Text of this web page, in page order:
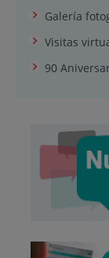
Galería
Visitas
90